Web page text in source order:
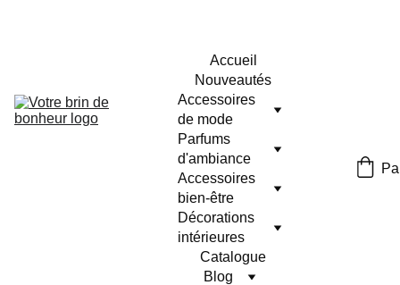
Accueil
Nouveautés
Accessoires
de mode
Parfums
d'ambiance
Accessoires
bien-être
Décorations
intérieures
Catalogue
Blog